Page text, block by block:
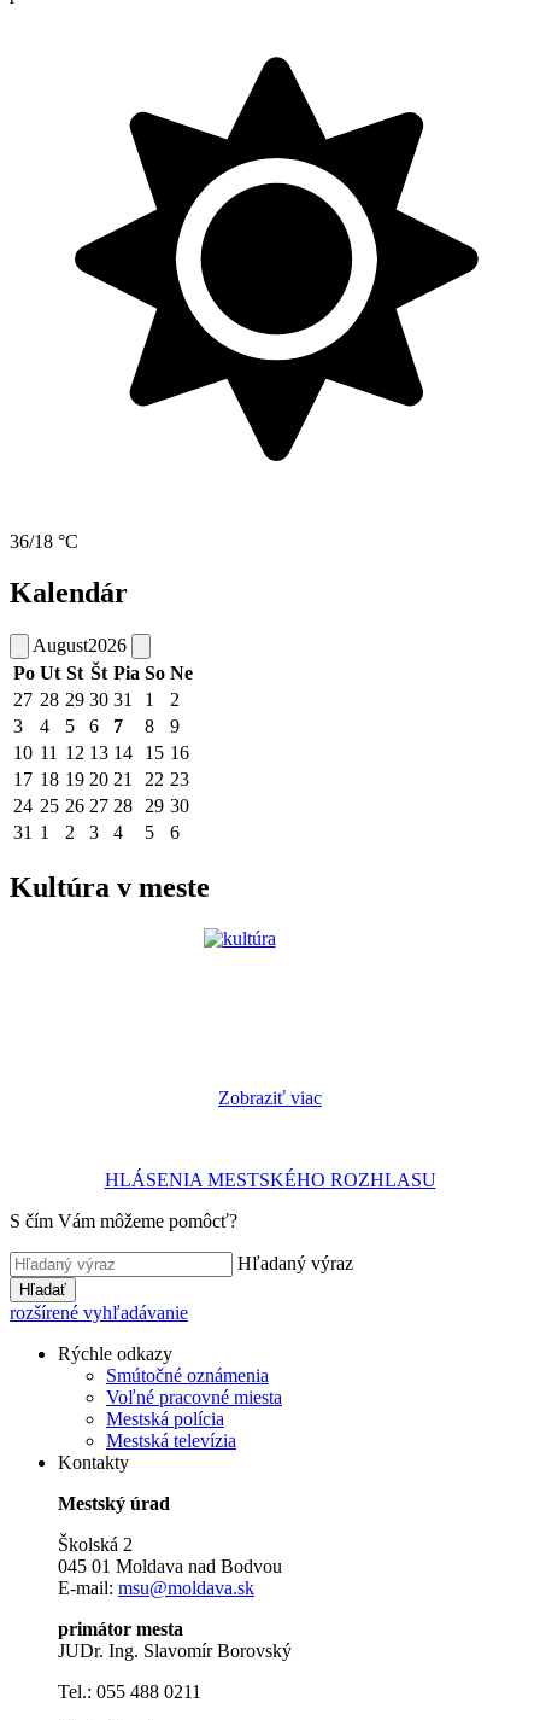
36/18 °C
Kalendár
August2026
Po Ut St Št Pia So Ne
27 28 29 30 31 1
2
3
4 5 6 7 8
9
10 11 12 13 14 15 16
17 18 19 20 21 22 23
24 25 26 27 28 29 30
31 1 2 3 4 5 6
Kultúra v meste
Zobraziť viac
HLÁSENIA MESTSKÉHO ROZHLASU
S čím Vám môžeme pomôcť?
Hľadaný výraz
Hľadať
rozšírené vyhľadávanie
Rýchle odkazy
Smútočné oznámenia
Voľné pracovné miesta
Mestská polícia
Mestská televízia
Kontakty
Mestský úrad
Školská 2
045 01 Moldava nad Bodvou
E-mail: msu@moldava.sk
primátor mesta
JUDr. Ing. Slavomír Borovský
Tel.: 055 488 0211